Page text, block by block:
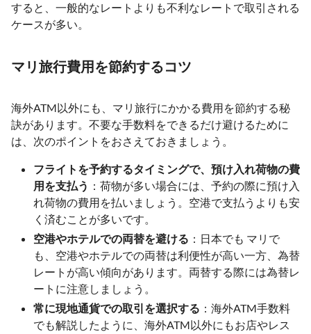
すると、一般的なレートよりも不利なレートで取引される
ケースが多い。
マリ旅行費用を節約するコツ
海外ATM以外にも、マリ旅行にかかる費用を節約する秘
訣があります。不要な手数料をできるだけ避けるために
は、次のポイントをおさえておきましょう。
フライトを予約するタイミングで、預け入れ荷物の費
用を支払う ：荷物が多い場合には、予約の際に預け入
れ荷物の費用を払いましょう。空港で支払うよりも安
く済むことが多いです。
空港やホテルでの両替を避ける ：日本でも マリで
も、空港やホテルでの両替は利便性が高い一方、為替
レートが高い傾向があります。両替する際には為替レ
ートに注意しましょう。
常に現地通貨での取引を選択する ：海外ATM手数料
でも解説したように、海外ATM以外にもお店やレス